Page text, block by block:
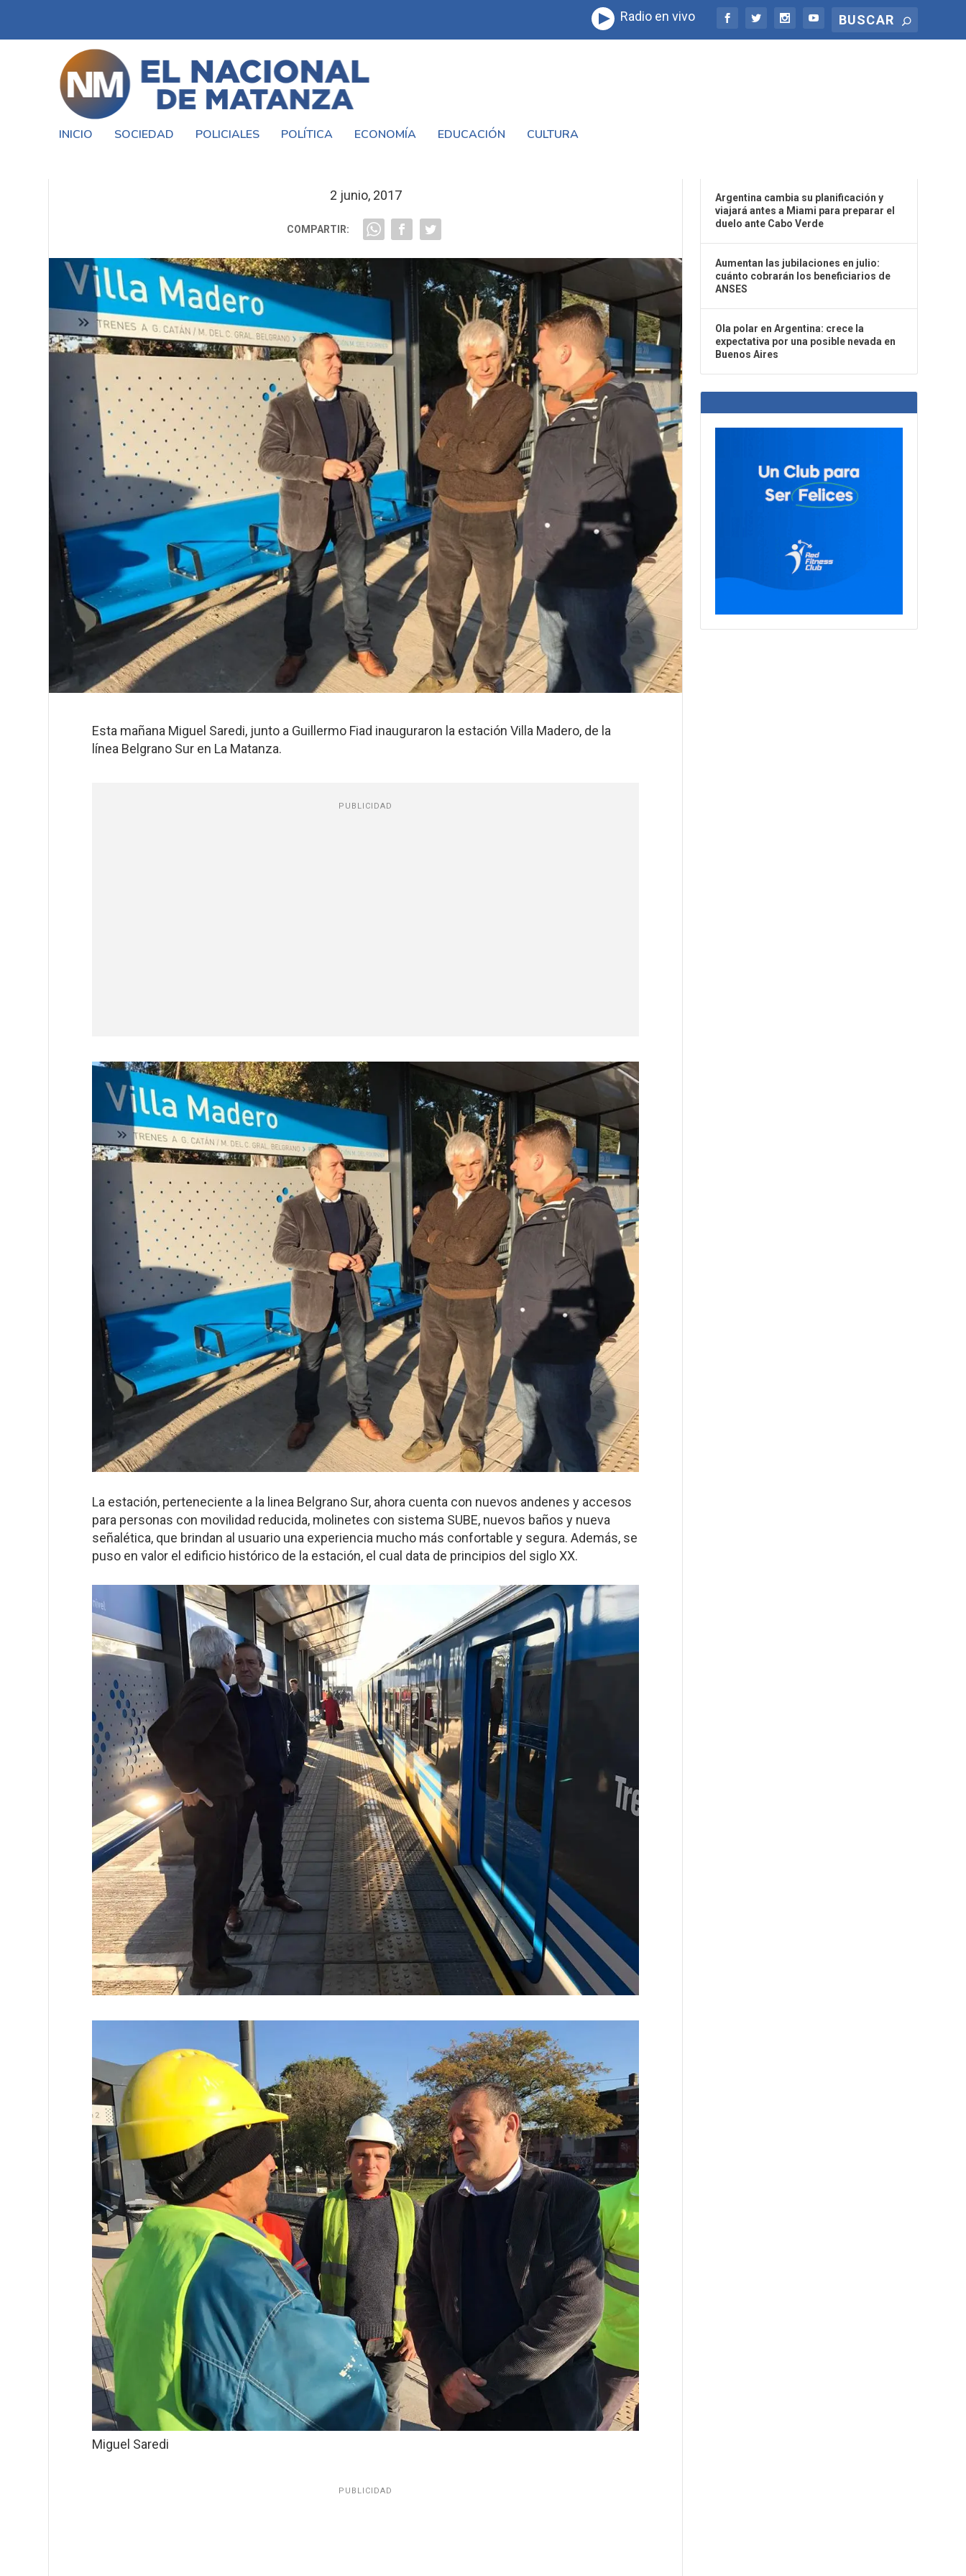
Radio en vivo
INICIO SOCIEDAD POLICIALES POLÍTICA ECONOMÍA EDUCACIÓN CULTURA
2 junio, 2017
COMPARTIR:
Esta mañana Miguel Saredi, junto a Guillermo Fiad inauguraron la estación Villa Madero, de la
línea Belgrano Sur en La Matanza.
PUBLICIDAD
La estación, perteneciente a la linea Belgrano Sur, ahora cuenta con nuevos andenes y accesos
para personas con movilidad reducida, molinetes con sistema SUBE, nuevos baños y nueva
señalética, que brindan al usuario una experiencia mucho más confortable y segura. Además, se
puso en valor el edificio histórico de la estación, el cual data de principios del siglo XX.
Miguel Saredi
PUBLICIDAD
Argentina cambia su planificación y
viajará antes a Miami para preparar el
duelo ante Cabo Verde
Aumentan las jubilaciones en julio:
cuánto cobrarán los beneficiarios de
ANSES
Ola polar en Argentina: crece la
expectativa por una posible nevada en
Buenos Aires